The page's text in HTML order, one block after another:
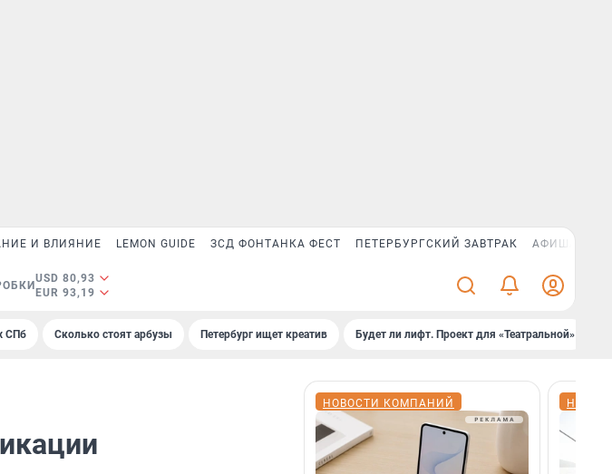
И ВЛИЯНИЕ LEMON GUIDE ЗСД ФОНТАНКА ФЕСТ ПЕТЕРБУРГСКИЙ ЗАВТРАК АФИША PLUS
USD 80,93
EUR 93,19
СПб Сколько стоят арбузы Петербург ищет креатив Будет ли лифт. Проект для «Театральной»
НОВОСТИ КОМПАНИЙ